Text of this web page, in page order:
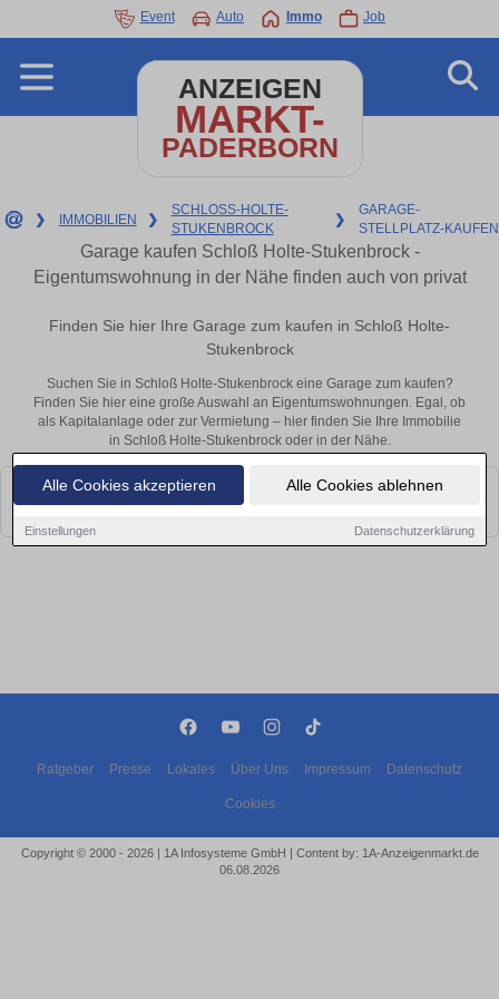
Alle Cookies akzeptieren Alle Cookies ablehnen
Einstellungen Datenschutzerklärung
Event Auto Immo Job
ANZEIGEN
MARKT-
PADERBORN
❯ IMMOBILIEN ❯
SCHLOSS-HOLTE-
STUKENBROCK
❯
GARAGE-
STELLPLATZ-KAUFEN
Garage kaufen Schloß Holte-Stukenbrock -
Eigentumswohnung in der Nähe finden auch von privat
Finden Sie hier Ihre Garage zum kaufen in Schloß Holte-
Stukenbrock
Suchen Sie in Schloß Holte-Stukenbrock eine Garage zum kaufen?
Finden Sie hier eine große Auswahl an Eigentumswohnungen. Egal, ob
als Kapitalanlage oder zur Vermietung – hier finden Sie Ihre Immobilie
in Schloß Holte-Stukenbrock oder in der Nähe.
Leider konnten wir derzeit keine passenden Objekte finden. Schauen Sie
Ratgeber Presse Lokales Über Uns Impressum Datenschutz
Cookies
Copyright © 2000 - 2026 | 1A Infosysteme GmbH | Content by: 1A-Anzeigenmarkt.de
06.08.2026